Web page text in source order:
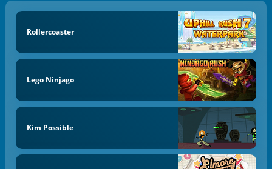
Rollercoaster
Lego Ninjago
Kim Possible